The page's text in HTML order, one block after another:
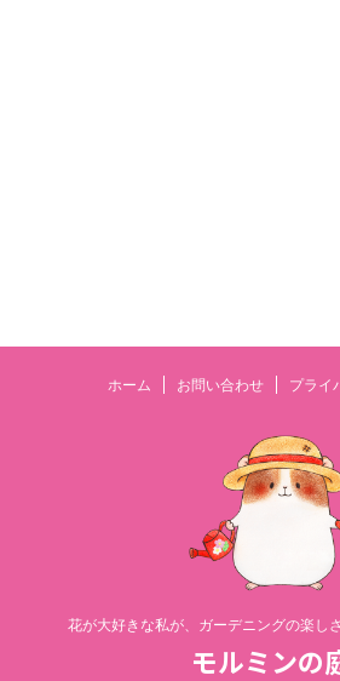
ホーム お問い合わせ プライ
花が大好きな私が、ガーデニングの楽し
モルミンの